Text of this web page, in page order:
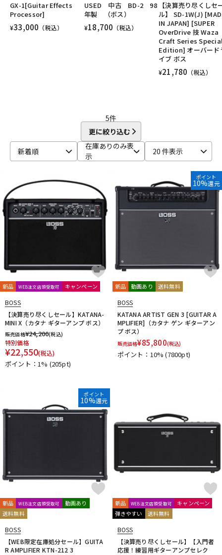
GX-1[Guitar Effects
Processor]
¥33,000 （税込）
USED 中古 BD-2 98
年製 （ボス）
¥18,700 （税込）
【決算売り尽くしセ
ル】 SD-1W(J)
IN JAPAN] [SUPER
OverDrive 技 Waza
Craft Series
Edition] オーバード
イブ ボス
¥21,780 （税込）
5件
更に絞り込む
新着順
在庫ありのみ表
示
20 件表示
新品 WEB注文店頭受取可 キャンペーン
BOSS
【決算売り尽くしセール】KATANA-
MINI X（カタナ ギターアンプ ボス）
販売価格¥24,200(税込)
特別価格
¥22,550(税込)
ポイント：1% (205pt)
ポイント
10%還元
新品 動画あり 送料無料
BOSS
KATANA ARTIST GEN 3 [GUITAR A
MPLIFIER]（カタナ ゲン ギターアン
プ ボス）
販売価格¥85,800(税込)
ポイント：10%(7800pt)
ポイント
10%還元
新品 WEB注文店頭受取可
動画あり
送料無料
BOSS
【WEB限定在庫処分セール】GUITA
R AMPLIFIER KTN-212 3
新品 WEB注文店頭受取可
キャンペーン
弾きやすい
送料無料
BOSS
【決算売り尽くしセール】【入門者
応援！練習用ギターアンプセレク